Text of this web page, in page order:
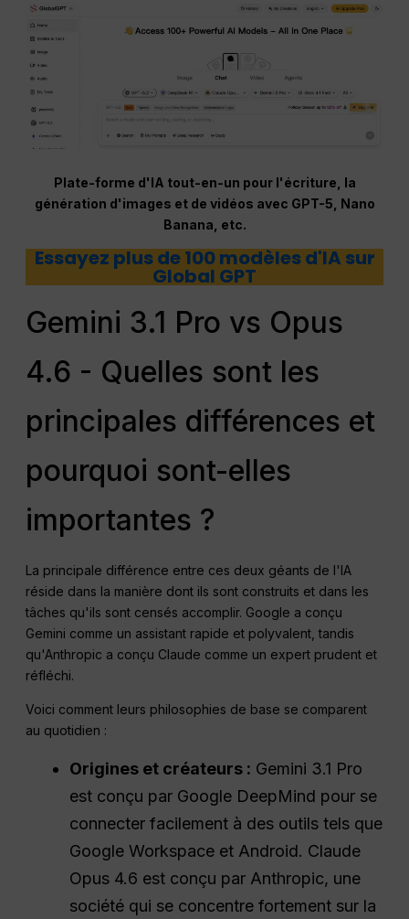
Plate-forme d'IA tout-en-un pour l'écriture, la
génération d'images et de vidéos avec GPT-5, Nano
Banana, etc.
Essayez plus de 100 modèles d'IA sur
Global GPT
Gemini 3.1 Pro vs Opus
4.6 - Quelles sont les
principales différences et
pourquoi sont-elles
importantes ?
La principale différence entre ces deux géants de l'IA
réside dans la manière dont ils sont construits et dans les
tâches qu'ils sont censés accomplir. Google a conçu
Gemini comme un assistant rapide et polyvalent, tandis
qu'Anthropic a conçu Claude comme un expert prudent et
réfléchi.
Voici comment leurs philosophies de base se comparent
au quotidien :
Origines et créateurs : Gemini 3.1 Pro
est conçu par Google DeepMind pour se
connecter facilement à des outils tels que
Google Workspace et Android. Claude
Opus 4.6 est conçu par Anthropic, une
société qui se concentre fortement sur la